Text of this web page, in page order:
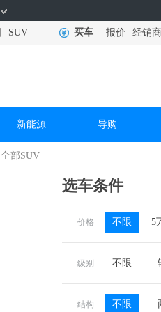
SUV 买车 报价 经销商
新能源 导购
全部SUV
选车条件
价格 不限 5
级别 不限
结构 不限